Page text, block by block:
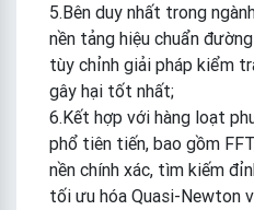
5.Bên duy nhất trong
nền tảng hiệu chuẩn
tùy chỉnh giải pháp kiểm
gây hại tốt nhất;
6.Kết hợp với hàng loạt
phổ tiên tiến, bao gồm
nền chính xác, tìm kiếm
tối ưu hóa Quasi-Newton